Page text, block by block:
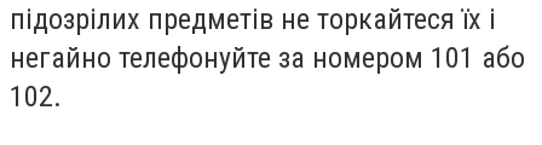
підозрілих предметів не торкайтеся їх і
негайно телефонуйте за номером 101 або
102.